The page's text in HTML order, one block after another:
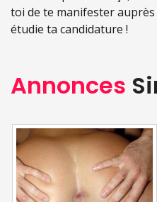
toi de te manifester
étudie ta candidature !
Annonces